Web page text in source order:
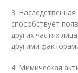
3.
способствует
других частях
другими
4. Мимическая